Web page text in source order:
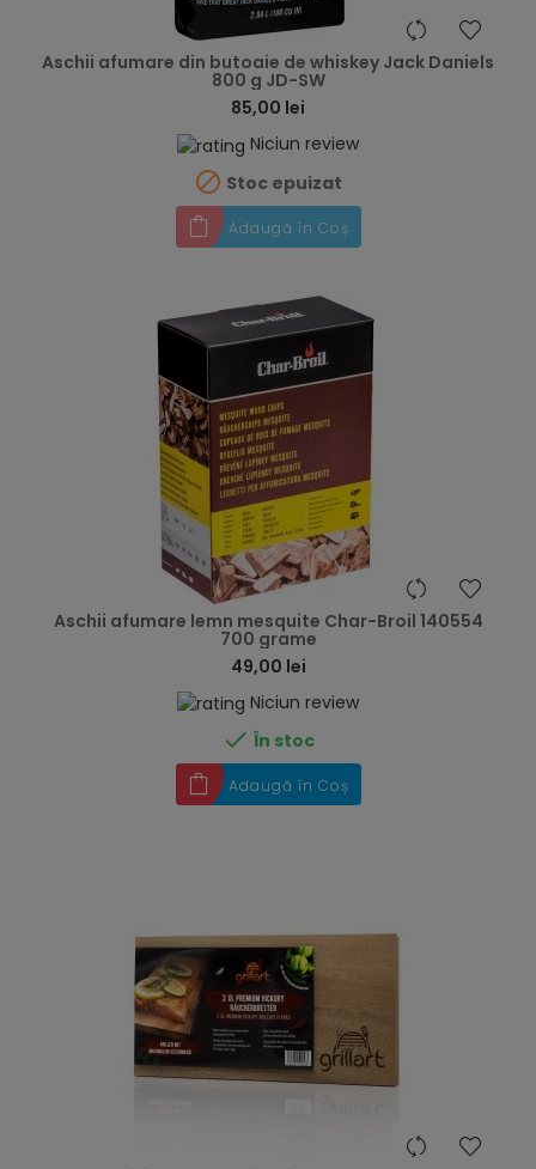
Aschii afumare din butoaie de whiskey Jack Daniels
800 g JD-SW
85,00 lei
Niciun review
 Stoc epuizat
Adaugă în Coș
Aschii afumare lemn mesquite Char-Broil 140554
700 grame
49,00 lei
Niciun review
 În stoc
Adaugă în Coș